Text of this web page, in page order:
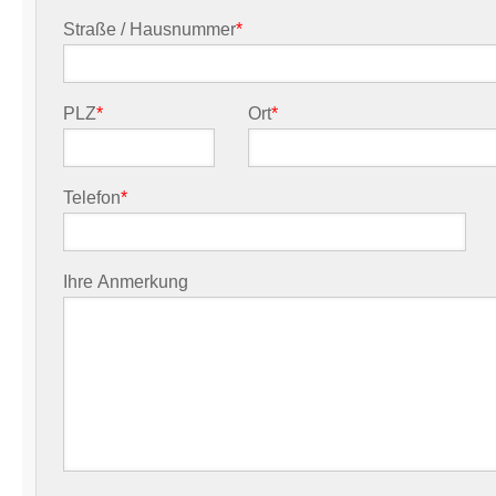
Straße / Hausnummer*
PLZ* Ort*
Telefon*
Ihre Anmerkung